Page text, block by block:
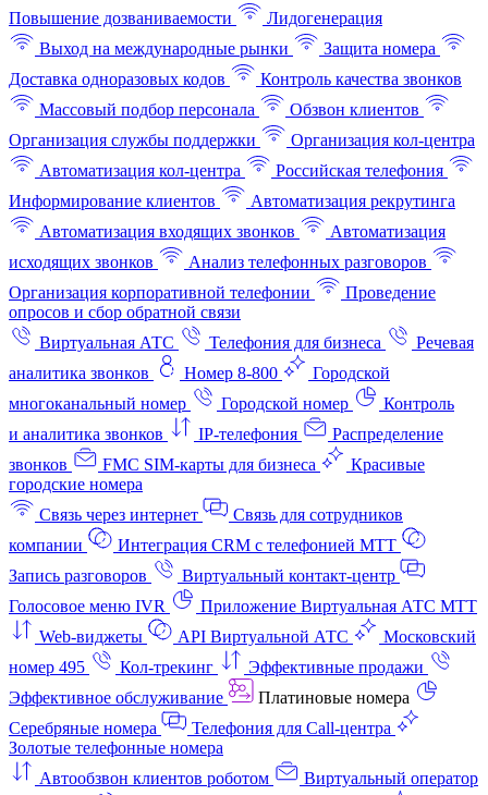
Повышение дозваниваемости
Лидогенерация
Выход на международные рынки
Защита номера
Доставка одноразовых кодов
Контроль качества звонков
Массовый подбор персонала
Обзвон клиентов
Организация службы поддержки
Организация кол-центра
Автоматизация кол-центра
Российская телефония
Информирование клиентов
Автоматизация рекрутинга
Автоматизация входящих звонков
Автоматизация
исходящих звонков
Анализ телефонных разговоров
Организация корпоративной телефонии
Проведение
опросов и сбор обратной связи
Виртуальная АТС
Телефония для бизнеса
Речевая
аналитика звонков
Номер 8-800
Городской
многоканальный номер
Городской номер
Контроль
и аналитика звонков
IP-телефония
Распределение
звонков
FMC SIM-карты для бизнеса
Красивые
городские номера
Связь через интернет
Связь для сотрудников
компании
Интеграция CRM с телефонией МТТ
Запись разговоров
Виртуальный контакт‑центр
Голосовое меню IVR
Приложение Виртуальная АТС МТТ
Web-виджеты
API Виртуальной АТС
Московский
номер 495
Кол-трекинг
Эффективные продажи
Эффективное обслуживание
Платиновые номера
Серебряные номера
Телефония для Call-центра
Золотые телефонные номера
Автообзвон клиентов роботом
Виртуальный оператор